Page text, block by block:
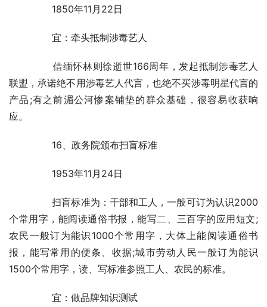
	　　1850年11月22日
	　　宜：牵头抵制涉毒艺人
联盟，承诺绝不用涉毒艺人代言，也绝不买涉毒明星代言的
产品;有之前湄公河惨案铺垫的群众基础，很容易收获响
应。
	　　16、政务院颁布扫盲标准
	　　1953年11月24日
个常用字，能阅读通俗书报，能写二、三百字的应用短文;
农民一般订为能识1000个常用字，大体上能阅读通俗书
报，能写常用的便条、收据;城市劳动人民一般订为能识
1500个常用字，读、写标准参照工人、农民的标准。
	　　宜：做品牌知识测试